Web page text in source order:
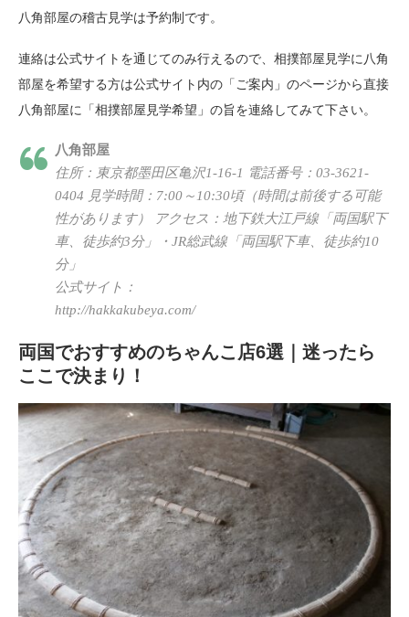
八角部屋の稽古見学は予約制です。
連絡は公式サイトを通じてのみ行えるので、相撲部屋見学に八角
部屋を希望する方は公式サイト内の「ご案内」のページから直接
八角部屋に「相撲部屋見学希望」の旨を連絡してみて下さい。
八角部屋
住所：東京都墨田区亀沢1-16-1 電話番号：03-3621-
0404 見学時間：7:00～10:30頃（時間は前後する可能
性があります） アクセス：地下鉄大江戸線「両国駅下
車、徒歩約3分」・JR総武線「両国駅下車、徒歩約10
分」
公式サイト：
http://hakkakubeya.com/
両国でおすすめのちゃんこ店6選｜迷ったら
ここで決まり！